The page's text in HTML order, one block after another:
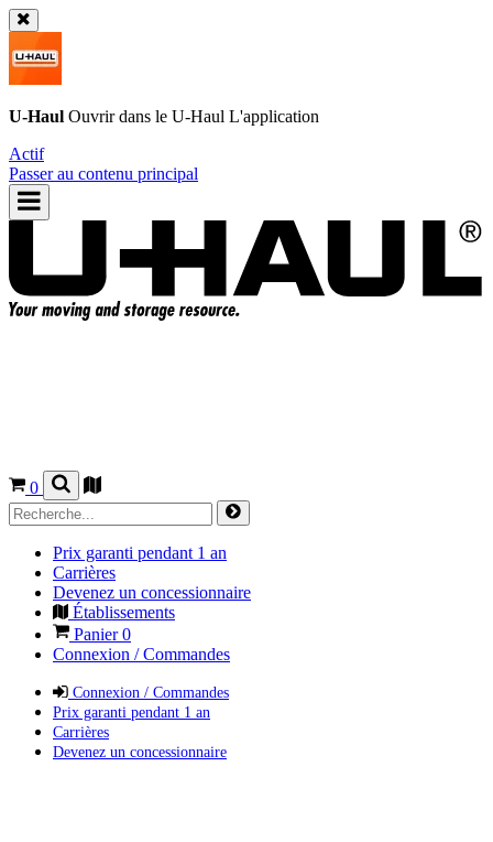
U-Haul Ouvrir dans le U-Haul L'application
Actif
Passer au contenu principal
0
Prix garanti pendant 1 an
Carrières
Devenez un concessionnaire
Établissements
Panier0
Connexion / Commandes
Connexion / Commandes
Prix garanti pendant 1 an
Carrières
Devenez un concessionnaire